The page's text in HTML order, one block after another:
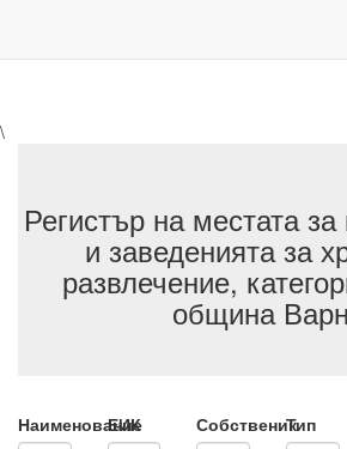
\
Регистър на местата
и заведенията за
развлечение,
община
Наименование
ЕИК СобственикТип